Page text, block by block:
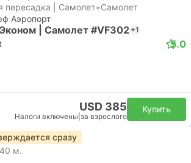
пересадка | Самолет+Самолет
Аэропорт
Эконом | Самолет #VF302 +1
5.0
USD 385
Налоги включены за взрослого
Купить
сразу
м.